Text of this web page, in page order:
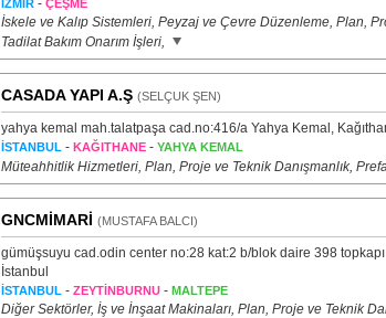
İZMİR- ÇEŞME
İskele ve Kalıp Sistemleri, Peyzaj ve Çevre Düzenleme, Plan,
Tadilat Bakım Onarım İşleri,
CASADA YAPI A.Ş (SELÇUK ŞEN)
yahya kemal mah.talatpaşa cad.no:416/a Yahya Kemal,
İSTANBUL- KAĞITHANE- YAHYA KEMAL
Müteahhitlik Hizmetleri, Plan, Proje ve Teknik Danışmanlık,
GNCMİMARİ (MUSTAFA BALCI)
gümüşsuyu cad.odin center no:28 kat:2 b/blok daire 398
İstanbul
İSTANBUL- ZEYTİNBURNU- MALTEPE
Diğer Sektörler, İş ve İnşaat Makinaları, Plan, Proje ve Teknik